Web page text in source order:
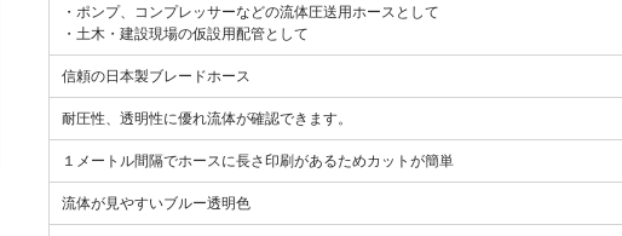
・ポンプ、コンプレッサーなどの流体圧送用ホースとして
・土木・建設現場の仮設用配管として
信頼の日本製ブレードホース
耐圧性、透明性に優れ流体が確認できます。
１メートル間隔でホースに長さ印刷があるためカットが簡単
流体が見やすいブルー透明色